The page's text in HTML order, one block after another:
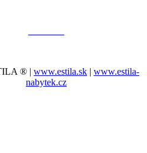
® |www.estila.sk |www.estila-
nabytek.cz